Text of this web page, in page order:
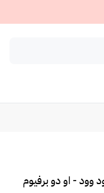
وود - او دو برفيوم